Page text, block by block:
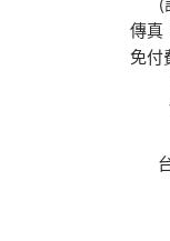
傳真
免付